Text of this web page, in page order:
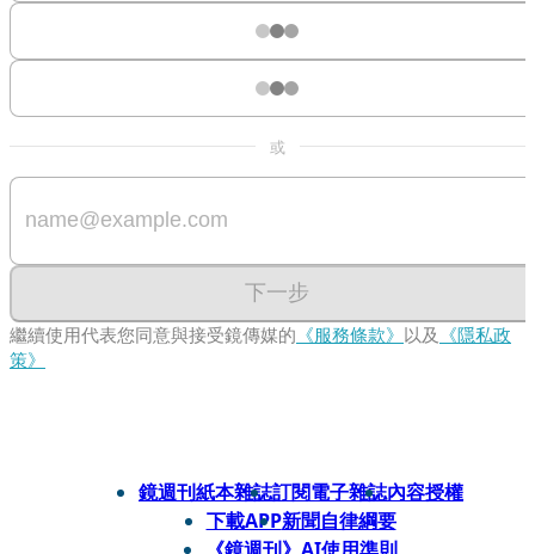
或
下一步
繼續使用代表您同意與接受鏡傳媒的 《服務條款》 以及 《隱私政
策》
鏡週刊紙本雜誌訂閱電子雜誌內容授權
下載APP新聞自律綱要